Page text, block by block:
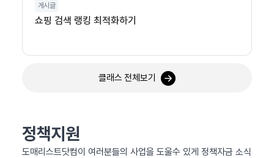
게시글
쇼핑 검색 랭킹 최적화하기
클래스 전체보기
정책지원
도매리스트닷컴이 여러분들의 사업을 도울수 있게 정책자금 소식